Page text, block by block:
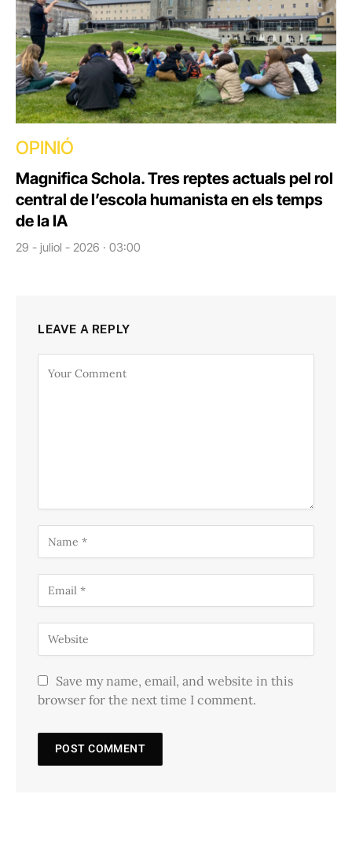
OPINIÓ
Magnifica Schola. Tres reptes actuals pel rol
central de l’escola humanista en els temps
de la IA
29 - juliol - 2026 · 03:00
LEAVE A REPLY
Save my name, email, and website in this
browser for the next time I comment.